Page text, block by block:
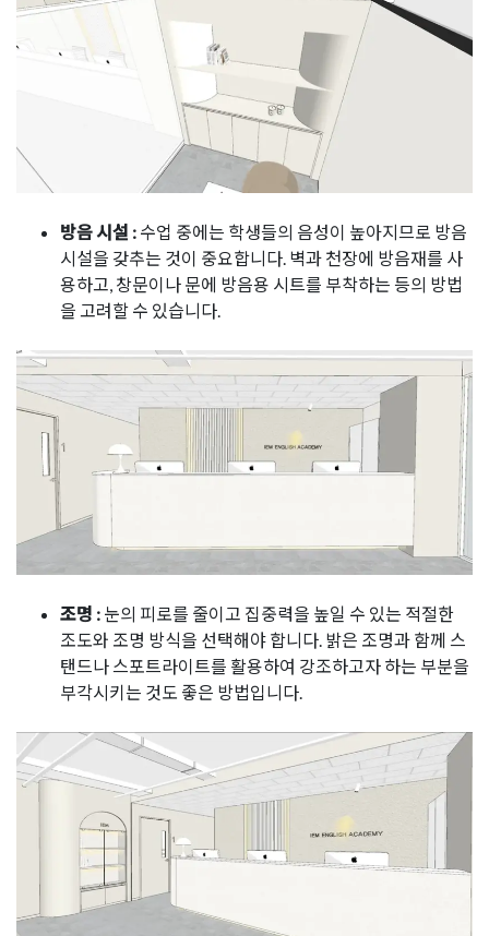
방음 시설 : 수업 중에는 학생들의 음성이 높아지므로 방음
시설을 갖추는 것이 중요합니다. 벽과 천장에 방음재를 사
용하고, 창문이나 문에 방음용 시트를 부착하는 등의 방법
을 고려할 수 있습니다.
조명 : 눈의 피로를 줄이고 집중력을 높일 수 있는 적절한
조도와 조명 방식을 선택해야 합니다. 밝은 조명과 함께 스
탠드나 스포트라이트를 활용하여 강조하고자 하는 부분을
부각시키는 것도 좋은 방법입니다.